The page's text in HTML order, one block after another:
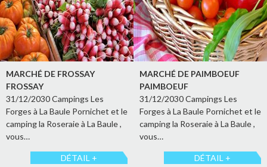
MARCHÉ DE FROSSAY
FROSSAY
31/12/2030 Campings Les
Forges à La Baule Pornichet et le
camping la Roseraie à La Baule ,
vous…
DÉTAIL +
MARCHÉ DE PAIMBOEUF
PAIMBOEUF
31/12/2030 Campings Les
Forges à La Baule Pornichet et le
camping la Roseraie à La Baule ,
vous…
DÉTAIL +